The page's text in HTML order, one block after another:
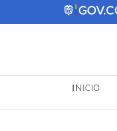
INICIO